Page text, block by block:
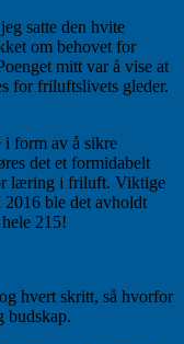
satte den hvite
om behovet for
mitt var å vise at
for friluftslivets gleder.
i form av å sikre
det et formidabelt
læring i friluft. Viktige
ble det avholdt
215!
hvert skritt, så hvorfor
budskap.